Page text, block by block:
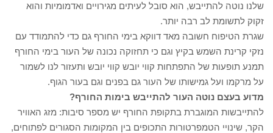
שלנו נוטה להתייבש, הוא סובל לעיתים מגירויים ואדמומיות והוא
זקוק לתשומת לב רבה יותר.
שגרת הטיפוח חשובה מאד דווקא בימי החורף גם כדי להתמודד עם
נזקי קרינת השמש בקיץ וגם כי תחזוקה נכונה של העור בימי החורף
תמנע תופעות של התפתחות קווי יובש קווי יובש ותעזור לנו לשמור
על מרקמו ועל גמישותו של העור גם בפנים וגם בעור הגוף.
מדוע בעצם נוטה העור להתייבש בימות החורף?
להתייבשות המוגברת בתקופת החורף יש מספר סיבות: מזג האוויר
הקר, שינויי הטמפרטורות התכופים בין המקומות הסגורים לפתוחים,